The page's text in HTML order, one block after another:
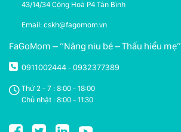
43/14/34 Cộng Hoà P4 Tân Bình
Email: cskh@fagomom.vn
FaGoMom – “Nâng niu bé – Thấu hiểu mẹ”
0911002444 - 0932377389
Thứ 2 - 7 : 8:00 - 18:00
Chủ nhật : 8:00 - 11:30